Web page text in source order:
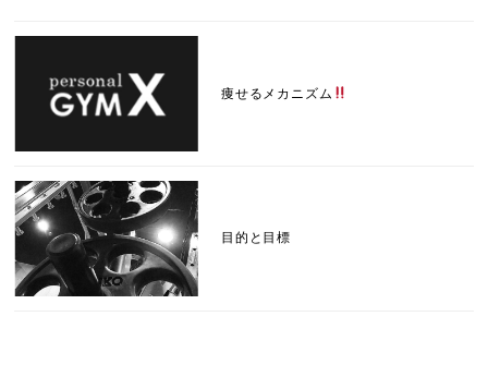
痩せるメカニズム
目的と目標